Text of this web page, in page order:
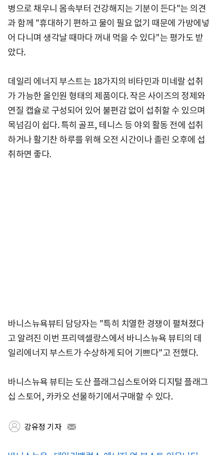
병으로 채우니 몸속부터 건강해지는 기분이 든다"는 의견
과 함께 "휴대하기 편하고 물이 필요 없기 때문에 가방에넣
어 다니며 생각날 때마다 꺼내 먹을 수 있다"는 평가도 받
았다.
데일리 에너지 부스트는 18가지의 비타민과 미네랄 섭취
가 가능한 올인원 형태의 제품이다. 작은 사이즈의 정제와
연질 캡슐로 구성되어 있어 불편감 없이 섭취할 수 있으며
목넘김이 쉽다. 특히 골프, 테니스 등 야외 활동 전에 섭취
하거나 활기찬 하루를 위해 오전 시간이나 졸린 오후에 섭
취하면 좋다.
바니스뉴욕뷰티 담당자는 "특히 치열한 경쟁이 펼쳐졌다
고 알려진 이번 프리덱셀랑스에서 바니스뉴욕 뷰티의 데
일리에너지 부스트가 수상하게 되어 기쁘다"고 전했다.
바니스뉴욕 뷰티는 도산 플래그십스토어와 디지털 플래그
십 스토어, 카카오 선물하기에서구매할 수 있다.
강유정 기자